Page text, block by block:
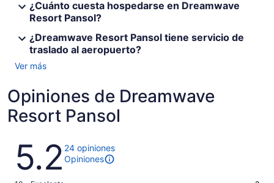
¿Cuánto cuesta hospedarse en Dreamwave
Resort Pansol?
¿Dreamwave Resort Pansol tiene servicio de
traslado al aeropuerto?
Ver más
Opiniones de Dreamwave
Resort Pansol
Opiniones
5.2 24 opiniones
Opiniones